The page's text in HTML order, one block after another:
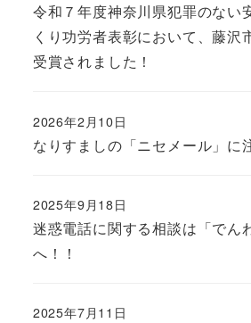
令和７年度神奈川県犯罪のない
くり功労者表彰において、藤沢
受賞されました！
なりすましの「ニセメール」に
2026年2月10日
迷惑電話に関する相談は「でん
へ！！
2025年9月18日
2025年7月11日